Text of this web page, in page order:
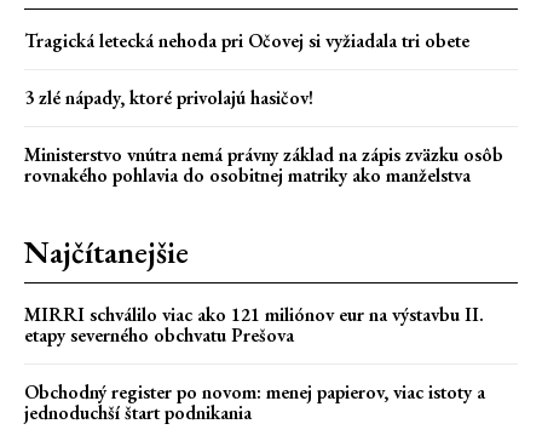
Tragická letecká nehoda pri Očovej si vyžiadala tri obete
3 zlé nápady, ktoré privolajú hasičov!
Ministerstvo vnútra nemá právny základ na zápis zväzku osôb
rovnakého pohlavia do osobitnej matriky ako manželstva
Najčítanejšie
MIRRI schválilo viac ako 121 miliónov eur na výstavbu II.
etapy severného obchvatu Prešova
Obchodný register po novom: menej papierov, viac istoty a
jednoduchší štart podnikania